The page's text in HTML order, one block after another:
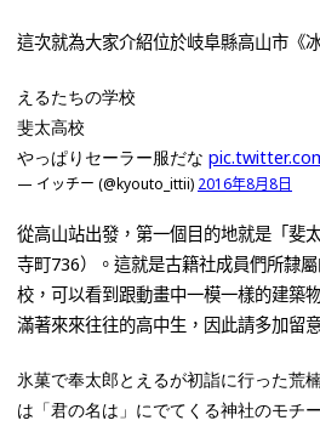
這次就為大家介紹位於岐阜縣高山市《
えるたちの学校
斐太高校
やっぱりセーラー服だな
— イッチー (@kyouto_ittii) 2016年8月8日
從高山站出發，第一個目的地就是「斐
寺町736）。這就是古籍社成員們所隸
校，可以看到跟動畫中一模一樣的建築
滿著來來往往的高中生，因此請多加留
氷菓で奉太郎とえるが初詣に行った荒
は「君の名は」にでてくる神社のモチ